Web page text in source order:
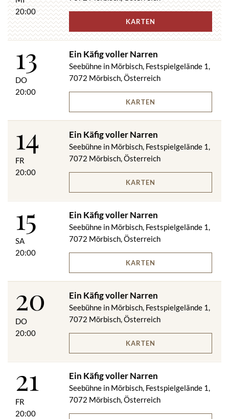
20:00
KARTEN
13
DO
20:00
Ein Käfig voller Narren
Seebühne in Mörbisch, Festspielgelände 1,
7072 Mörbisch, Österreich
KARTEN
14
FR
20:00
Ein Käfig voller Narren
Seebühne in Mörbisch, Festspielgelände 1,
7072 Mörbisch, Österreich
KARTEN
15
SA
20:00
Ein Käfig voller Narren
Seebühne in Mörbisch, Festspielgelände 1,
7072 Mörbisch, Österreich
KARTEN
20
DO
20:00
Ein Käfig voller Narren
Seebühne in Mörbisch, Festspielgelände 1,
7072 Mörbisch, Österreich
KARTEN
21
FR
20:00
Ein Käfig voller Narren
Seebühne in Mörbisch, Festspielgelände 1,
7072 Mörbisch, Österreich